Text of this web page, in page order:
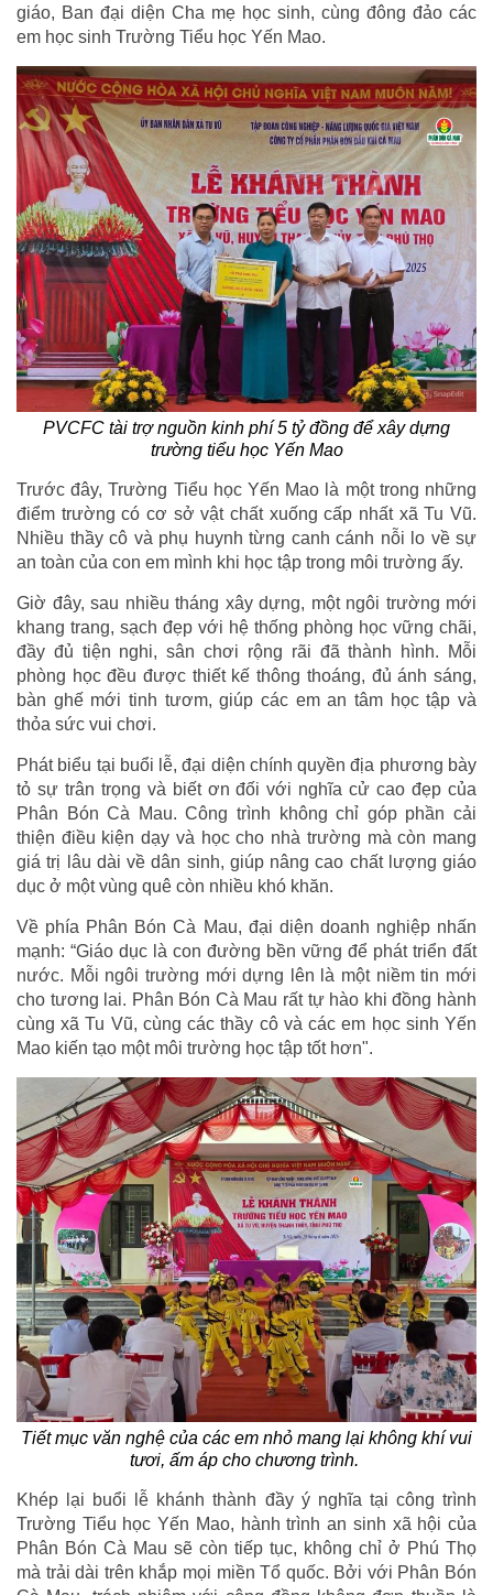
giáo, Ban đại diện Cha mẹ học sinh, cùng đông đảo các
em học sinh Trường Tiểu học Yến Mao.
PVCFC tài trợ nguồn kinh phí 5 tỷ đồng để xây dựng
trường tiểu học Yến Mao
Trước đây, Trường Tiểu học Yến Mao là một trong những
điểm trường có cơ sở vật chất xuống cấp nhất xã Tu Vũ.
Nhiều thầy cô và phụ huynh từng canh cánh nỗi lo về sự
an toàn của con em mình khi học tập trong môi trường ấy.
Giờ đây, sau nhiều tháng xây dựng, một ngôi trường mới
khang trang, sạch đẹp với hệ thống phòng học vững chãi,
đầy đủ tiện nghi, sân chơi rộng rãi đã thành hình. Mỗi
phòng học đều được thiết kế thông thoáng, đủ ánh sáng,
bàn ghế mới tinh tươm, giúp các em an tâm học tập và
thỏa sức vui chơi.
Phát biểu tại buổi lễ, đại diện chính quyền địa phương bày
tỏ sự trân trọng và biết ơn đối với nghĩa cử cao đẹp của
Phân Bón Cà Mau. Công trình không chỉ góp phần cải
thiện điều kiện dạy và học cho nhà trường mà còn mang
giá trị lâu dài về dân sinh, giúp nâng cao chất lượng giáo
dục ở một vùng quê còn nhiều khó khăn.
Về phía Phân Bón Cà Mau, đại diện doanh nghiệp nhấn
mạnh: “Giáo dục là con đường bền vững để phát triển đất
nước. Mỗi ngôi trường mới dựng lên là một niềm tin mới
cho tương lai. Phân Bón Cà Mau rất tự hào khi đồng hành
cùng xã Tu Vũ, cùng các thầy cô và các em học sinh Yến
Mao kiến tạo một môi trường học tập tốt hơn".
Tiết mục văn nghệ của các em nhỏ mang lại không khí vui
tươi, ấm áp cho chương trình.
Khép lại buổi lễ khánh thành đầy ý nghĩa tại công trình
Trường Tiểu học Yến Mao, hành trình an sinh xã hội của
Phân Bón Cà Mau sẽ còn tiếp tục, không chỉ ở Phú Thọ
mà trải dài trên khắp mọi miền Tổ quốc. Bởi với Phân Bón